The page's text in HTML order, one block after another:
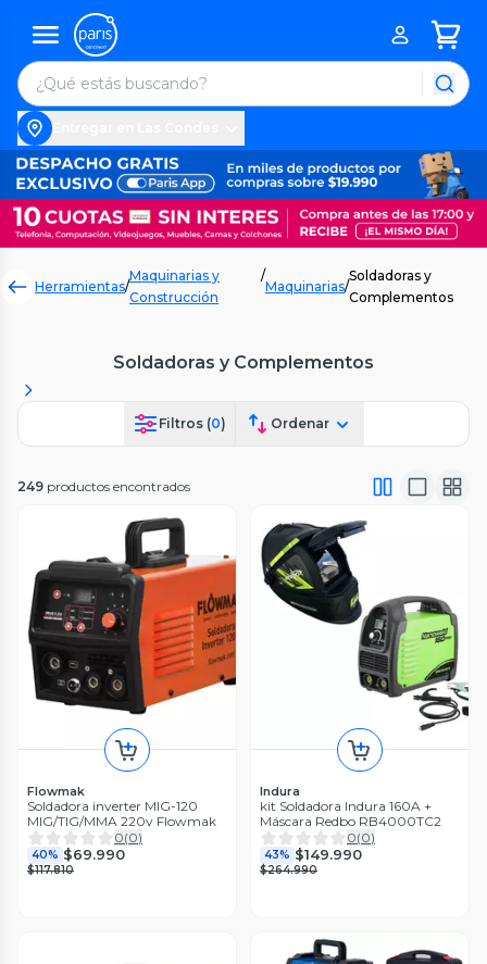
Herramientas/
Maquinarias y
Construcción
/
Maquinarias/
Soldadoras y
Complementos
Soldadoras y Complementos
Filtros (0) Ordenar
249 productos encontrados
Flowmak
Soldadora inverter MIG-120
MIG/TIG/MMA 220v Flowmak
0(0)
40% $69.990
$117.810
Indura
kit Soldadora Indura 160A +
Máscara Redbo RB4000TC2
0(0)
43% $149.990
$264.990